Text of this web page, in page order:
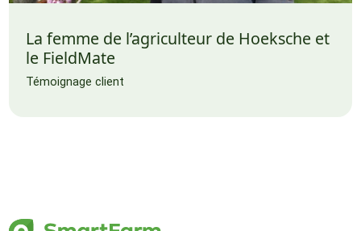
La femme de l’agriculteur de Hoeksche et
le FieldMate
Témoignage client